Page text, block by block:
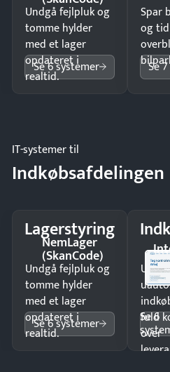
Undgå fejlpluk og
tomme hylder
med et lager
opdateret i
realtid.
Se 6 systemer
Spar
og tid
Se
IT-systemer til
Indkøbsafdelingen
Lagerstyring
NemLager
(SkanCode)
Undgå fejlpluk og
tomme hylder
med et lager
opdateret i
realtid.
Se 6 systemer
fuld
over
Se 6